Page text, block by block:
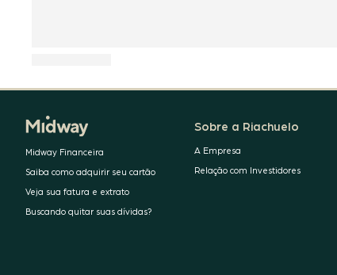
Midway Financeira
Saiba como adquirir seu cartão
Veja sua fatura e extrato
Buscando quitar suas dívidas?
Sobre a Riachuelo
A Empresa
Relação com Investidores